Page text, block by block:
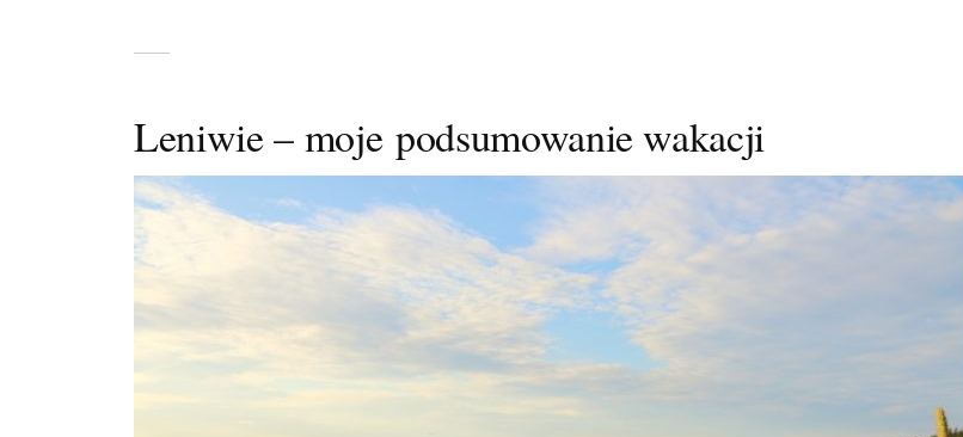
Leniwie – moje podsumowanie wakacji